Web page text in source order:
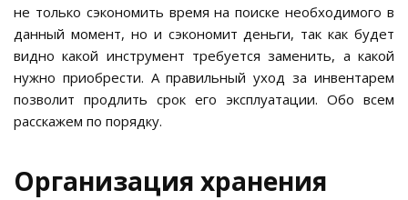
не только сэкономить время на поиске необходимого в
данный момент, но и сэкономит деньги, так как будет
видно какой инструмент требуется заменить, а какой
нужно приобрести. А правильный уход за инвентарем
позволит продлить срок его эксплуатации. Обо всем
расскажем по порядку.
Организация хранения